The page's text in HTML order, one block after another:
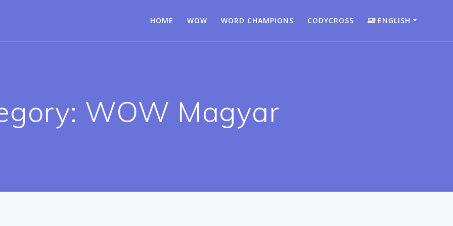
HOME WOW WORD CHAMPIONS CODYCROSS ENGLISH
Bahasa Indonesia
WOW Magyar